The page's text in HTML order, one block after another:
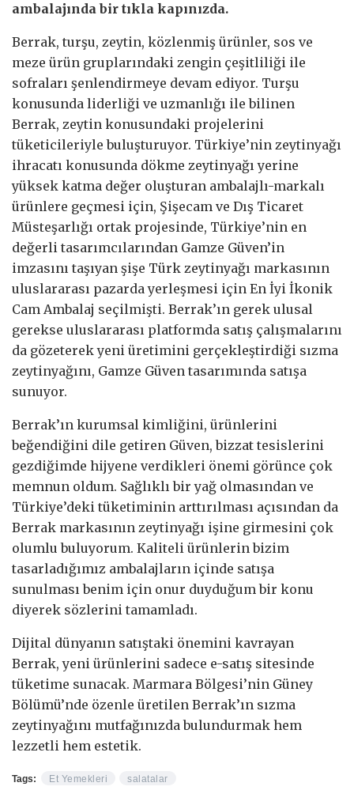
ambalajında bir tıkla kapınızda.
Berrak, turşu, zeytin, közlenmiş ürünler, sos ve
meze ürün gruplarındaki zengin çeşitliliği ile
sofraları şenlendirmeye devam ediyor. Turşu
konusunda liderliği ve uzmanlığı ile bilinen
Berrak, zeytin konusundaki projelerini
tüketicileriyle buluşturuyor. Türkiye’nin zeytinyağı
ihracatı konusunda dökme zeytinyağı yerine
yüksek katma değer oluşturan ambalajlı-markalı
ürünlere geçmesi için, Şişecam ve Dış Ticaret
Müsteşarlığı ortak projesinde, Türkiye’nin en
değerli tasarımcılarından Gamze Güven’in
imzasını taşıyan şişe Türk zeytinyağı markasının
uluslararası pazarda yerleşmesi için En İyi İkonik
Cam Ambalaj seçilmişti. Berrak’ın gerek ulusal
gerekse uluslararası platformda satış çalışmalarını
da gözeterek yeni üretimini gerçekleştirdiği sızma
zeytinyağını, Gamze Güven tasarımında satışa
sunuyor.
Berrak’ın kurumsal kimliğini, ürünlerini
beğendiğini dile getiren Güven, bizzat tesislerini
gezdiğimde hijyene verdikleri önemi görünce çok
memnun oldum. Sağlıklı bir yağ olmasından ve
Türkiye’deki tüketiminin arttırılması açısından da
Berrak markasının zeytinyağı işine girmesini çok
olumlu buluyorum. Kaliteli ürünlerin bizim
tasarladığımız ambalajların içinde satışa
sunulması benim için onur duyduğum bir konu
diyerek sözlerini tamamladı.
Dijital dünyanın satıştaki önemini kavrayan
Berrak, yeni ürünlerini sadece e-satış sitesinde
tüketime sunacak. Marmara Bölgesi’nin Güney
Bölümü’nde özenle üretilen Berrak’ın sızma
zeytinyağını mutfağınızda bulundurmak hem
lezzetli hem estetik.
Tags: Et Yemekleri salatalar